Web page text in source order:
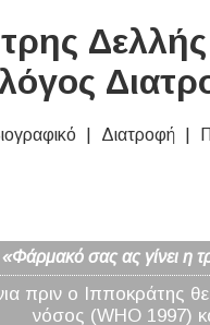
Διατροφή
«Φάρμακό σας ας γίνει η
πριν ο Ιπποκράτης
νόσος (WHO 1997)